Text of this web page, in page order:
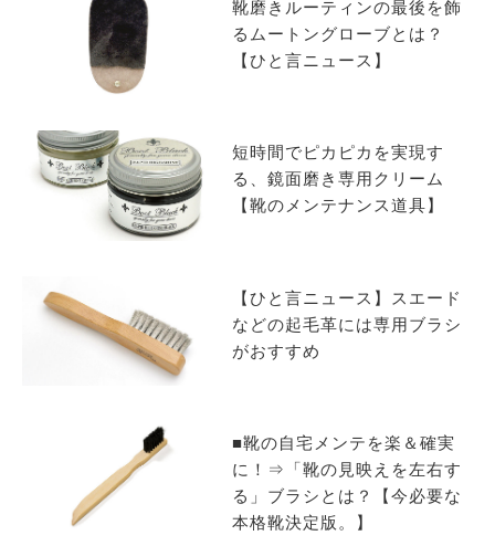
靴磨きルーティンの最後を飾
るムートングローブとは？
【ひと言ニュース】
短時間でピカピカを実現す
る、鏡面磨き専用クリーム
【靴のメンテナンス道具】
【ひと言ニュース】スエード
などの起毛革には専用ブラシ
がおすすめ
■靴の自宅メンテを楽＆確実
に！⇒「靴の見映えを左右す
る」ブラシとは？【今必要な
本格靴決定版。】
MAGAZINE
ABOUT SITE
サイトマップ